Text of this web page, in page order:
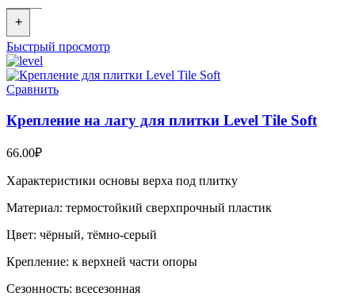
+
Быстрый просмотр
Сравнить
Крепление на лагу для плитки Level Tile Soft
66.00₽
Характеристики основы верха под плитку
Материал: термостойкий сверхпрочный пластик
Цвет: чёрный, тёмно-серый
Крепление: к верхней части опоры
Сезонность: всесезонная